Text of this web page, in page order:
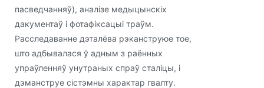
пасведчанняў), аналізе медыцынскіх
дакументаў і фотафіксацыі траўм.
Расследаванне дэталёва рэканструюе тое,
што адбывалася ў адным з раённых
упраўленняў унутраных спраў сталіцы, і
дэманструе сістэмны характар ​​гвалту.